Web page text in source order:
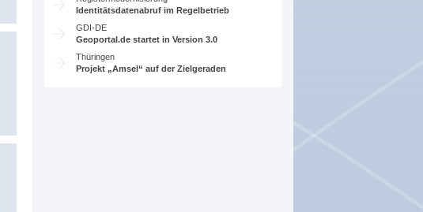
Identitätsdatenabruf im Regelbetrieb
GDI-DE
Geoportal.de startet in Version 3.0
Thüringen
Projekt „Amsel“ auf der Zielgeraden